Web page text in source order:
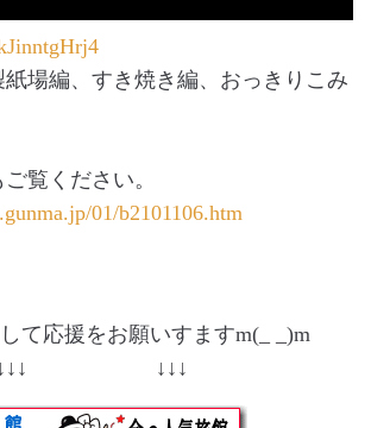
場編、すき焼き編、おっきりこみ
覧ください。
01/b2101106.htm
て応援をお願いすますm(_ _)m
↓↓↓